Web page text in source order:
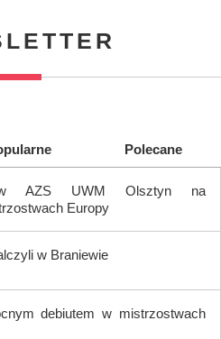
Polecane
AZS UWM Olsztyn na
Europy
w Braniewie
debiutem w mistrzostwach